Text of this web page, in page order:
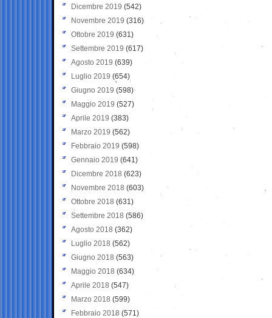
Dicembre 2019 (542)
Novembre 2019 (316)
Ottobre 2019 (631)
Settembre 2019 (617)
Agosto 2019 (639)
Luglio 2019 (654)
Giugno 2019 (598)
Maggio 2019 (527)
Aprile 2019 (383)
Marzo 2019 (562)
Febbraio 2019 (598)
Gennaio 2019 (641)
Dicembre 2018 (623)
Novembre 2018 (603)
Ottobre 2018 (631)
Settembre 2018 (586)
Agosto 2018 (362)
Luglio 2018 (562)
Giugno 2018 (563)
Maggio 2018 (634)
Aprile 2018 (547)
Marzo 2018 (599)
Febbraio 2018 (571)